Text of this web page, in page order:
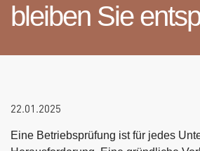
bleiben Sie
22.01.2025
Eine Betriebsprüfung ist für jedes